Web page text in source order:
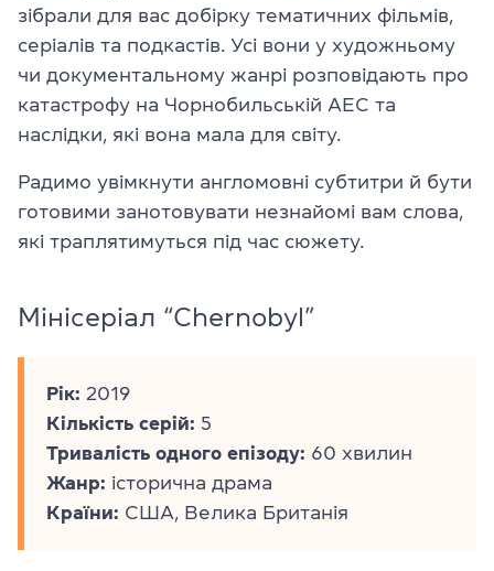
зібрали для вас добірку тематичних фільмів,
серіалів та подкастів. Усі вони у художньому
чи документальному жанрі розповідають про
катастрофу на Чорнобильській АЕС та
наслідки, які вона мала для світу.
Радимо увімкнути англомовні субтитри й бути
готовими занотовувати незнайомі вам слова,
які траплятимуться під час сюжету.
Мінісеріал “Chernobyl”
Рік: 2019
Кількість серій: 5
Тривалість одного епізоду: 60 хвилин
Жанр: історична драма
Країни: США, Велика Британія